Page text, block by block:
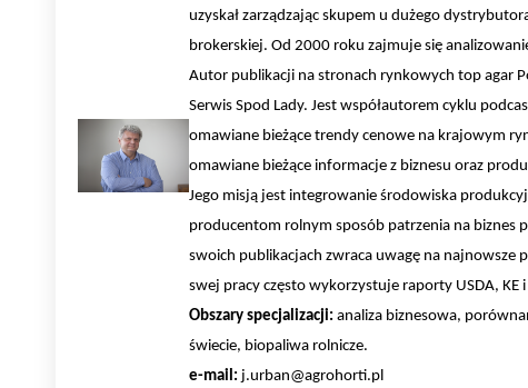
uzyskał zarządzając skupem u dużego
brokerskiej. Od 2000 roku zajmuje się
Autor publikacji na stronach rynkowych top agar
Serwis Spod Lady. Jest współautorem cyklu
omawiane bieżące trendy cenowe na krajowym
omawiane bieżące informacje z biznesu oraz
Jego misją jest integrowanie środowiska
producentom rolnym sposób patrzenia na biznes
swoich publikacjach zwraca uwagę na
swej pracy często wykorzystuje raporty USDA, KE
Obszary specjalizacji: analiza biznesowa,
świecie, biopaliwa rolnicze.
e-mail: j.urban@agrohorti.pl